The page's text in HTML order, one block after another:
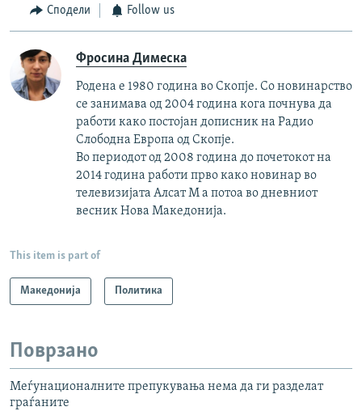
Сподели Follow us
Фросина Димеска
Родена е 1980 година во Скопје. Со новинарство
се занимава од 2004 година кога почнува да
работи како постојан дописник на Радио
Слободна Европа од Скопје.
Во периодот од 2008 година до почетокот на
2014 година работи прво како новинар во
телевизијата Алсат М а потоа во дневниот
весник Нова Македонија.
This item is part of
Македонија Политика
Поврзано
Меѓунационалните препукувања нема да ги разделат
граѓаните